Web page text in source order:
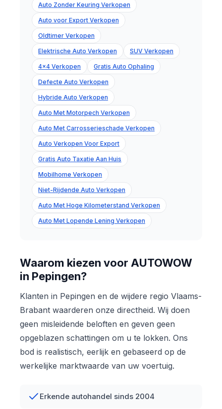
Auto Zonder Keuring Verkopen
Auto voor Export Verkopen
Oldtimer Verkopen
Elektrische Auto Verkopen SUV Verkopen
4x4 Verkopen Gratis Auto Ophaling
Defecte Auto Verkopen
Hybride Auto Verkopen
Auto Met Motorpech Verkopen
Auto Met Carrosserieschade Verkopen
Auto Verkopen Voor Export
Gratis Auto Taxatie Aan Huis
Mobilhome Verkopen
Niet-Rijdende Auto Verkopen
Auto Met Hoge Kilometerstand Verkopen
Auto Met Lopende Lening Verkopen
Waarom kiezen voor AUTOWOW
in Pepingen?
Klanten in Pepingen en de wijdere regio Vlaams-
Brabant waarderen onze directheid. Wij doen
geen misleidende beloften en geven geen
opgeblazen schattingen om u te lokken. Ons
bod is realistisch, eerlijk en gebaseerd op de
werkelijke marktwaarde van uw voertuig.
Erkende autohandel sinds 2004